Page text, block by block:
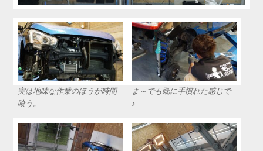
実は地味な作業のほうが時間
喰う。
ま～でも既に手慣れた感じで
♪